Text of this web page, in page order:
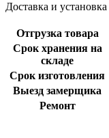
Доставка и установка
Отгрузка товара
Срок хранения на
складе
Срок изготовления
Выезд замерщика
Ремонт